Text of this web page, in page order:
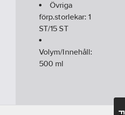
Övriga
förp.storlekar:1
ST/15 ST
Volym/Innehåll:
500 ml